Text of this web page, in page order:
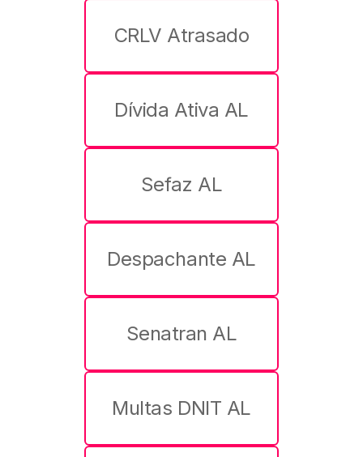
CRLV Atrasado
Dívida Ativa AL
Sefaz AL
Despachante AL
Senatran AL
Multas DNIT AL